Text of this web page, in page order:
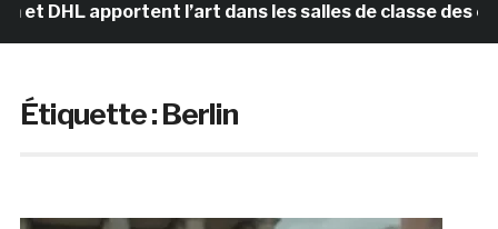
apportent l’art dans les salles de classe des écoles
Étiquette :Berlin